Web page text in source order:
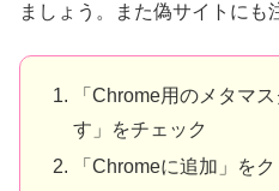
ましょう。また偽サイトにも
「Chrome用のメタマ
す」をチェック
「Chromeに追加」を